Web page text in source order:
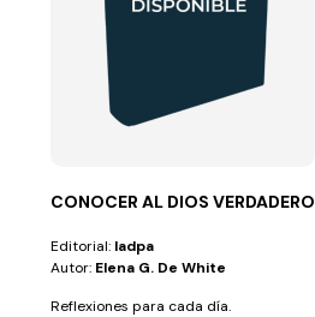
CONOCER AL DIOS VERDADERO
Editorial: Iadpa
Autor: Elena G. De White
Reflexiones para cada día.